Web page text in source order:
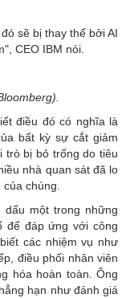
sẽ bị thay thế bởi AI
CEO IBM nói.
điều đó có nghĩa là
bất kỳ sự cắt giảm
trò bị bỏ trống do tiêu
nhà quan sát đã lo
chúng.
dấu một trong những
để đáp ứng với công
các nhiệm vụ như
điều phối nhân viên
hóa hoàn toàn. Ông
hạn như đánh giá